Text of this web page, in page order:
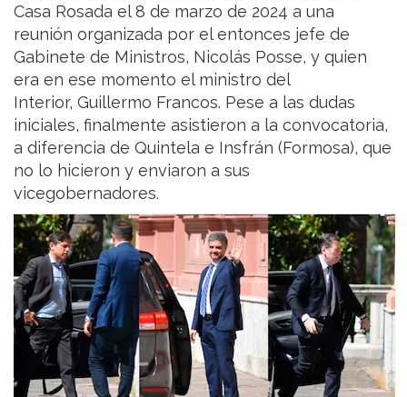
Casa Rosada el 8 de marzo de 2024 a una
reunión organizada por el entonces jefe de
Gabinete de Ministros, Nicolás Posse, y quien
era en ese momento el ministro del
Interior, Guillermo Francos. Pese a las dudas
iniciales, finalmente asistieron a la convocatoria,
a diferencia de Quintela e Insfrán (Formosa), que
no lo hicieron y enviaron a sus
vicegobernadores.